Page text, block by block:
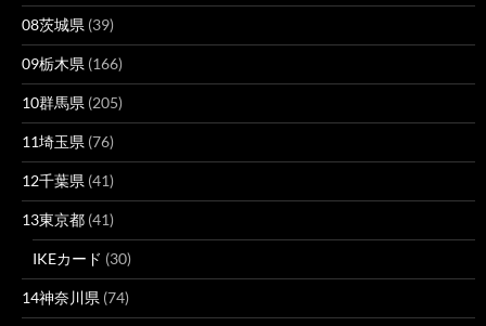
08茨城県 (39)
09栃木県 (166)
10群馬県 (205)
11埼玉県 (76)
12千葉県 (41)
13東京都 (41)
IKEカード (30)
14神奈川県 (74)